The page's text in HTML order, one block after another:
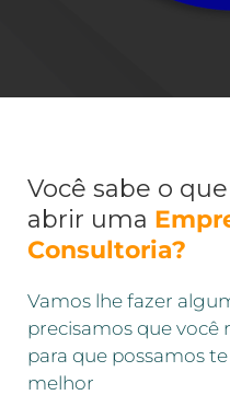
Você sabe o
abrir uma
Consultoria?
Vamos lhe fazer
precisamos que você
para que possamos
melhor